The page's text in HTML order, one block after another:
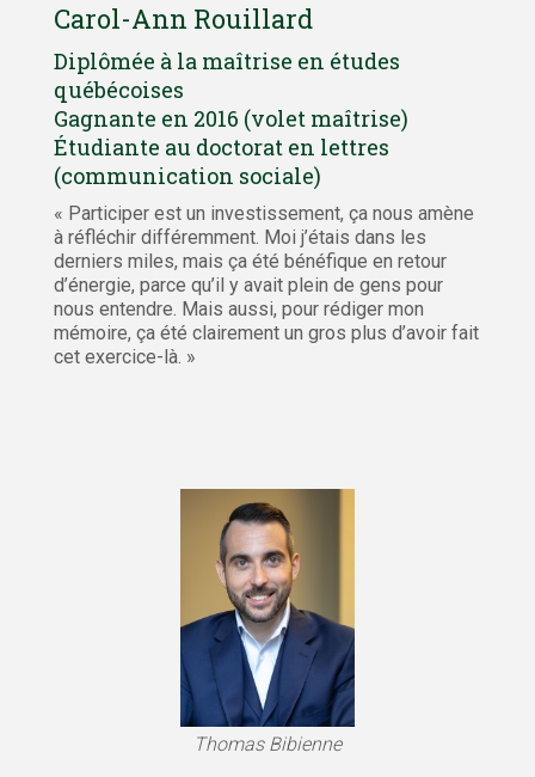
Carol-Ann Rouillard
Diplômée à la maîtrise en études
québécoises
Gagnante en 2016 (volet maîtrise)
Étudiante au doctorat en lettres
(communication sociale)
« Participer est un investissement, ça nous amène
à réfléchir différemment. Moi j’étais dans les
derniers miles, mais ça été bénéfique en retour
d’énergie, parce qu’il y avait plein de gens pour
nous entendre. Mais aussi, pour rédiger mon
mémoire, ça été clairement un gros plus d’avoir fait
cet exercice-là. »
Thomas Bibienne